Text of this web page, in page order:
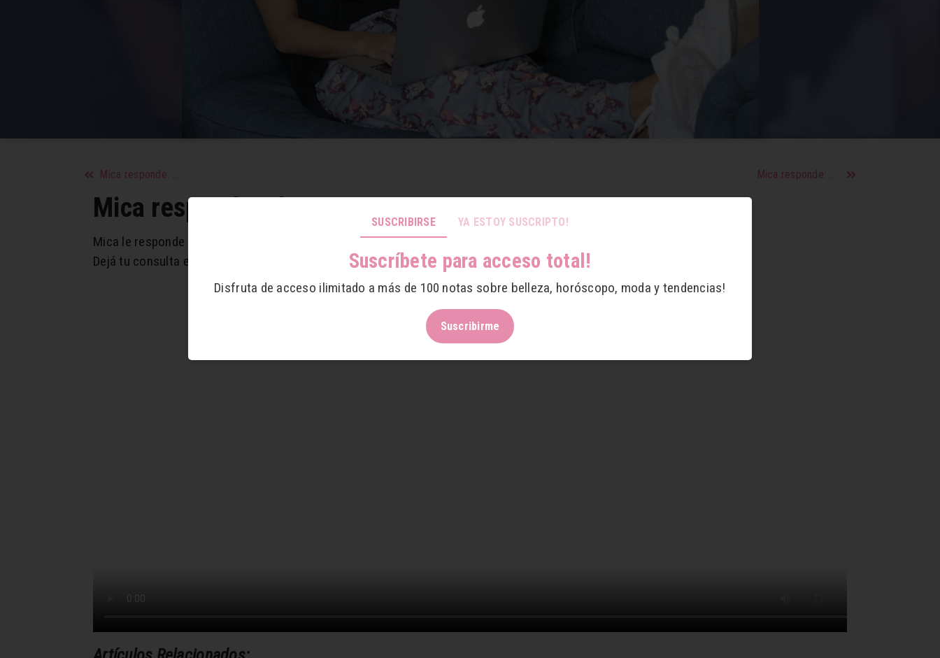
Mica responde: Dani Mica responde: Agus
Mica responde: Flor
Mica le responde a Flor!
Dejá tu consulta en los comentarios ❤️
SUSCRIBIRSE YA ESTOY SUSCRIPTO!
Suscríbete para acceso total!
Disfruta de acceso ilimitado a más de 100 notas sobre belleza, horóscopo, moda y tendencias!
Suscribirme